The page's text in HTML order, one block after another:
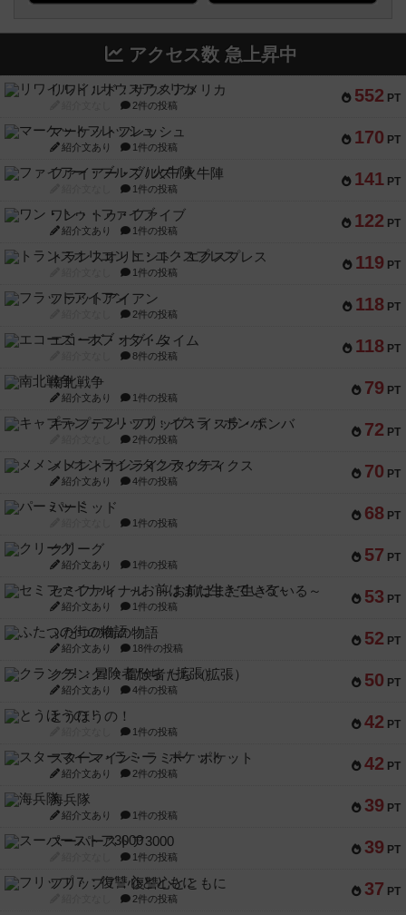
アクセス数 急上昇中
552 PT
リワイルド：サウスアメリカ
2件の投稿
170 PT
マーケットフレッシュ
紹介文あり 1件の投稿
141 PT
ファイアー・ブルズ / 火牛陣
1件の投稿
122 PT
ワン・トゥ・ファイブ
紹介文あり 1件の投稿
119 PT
トランスオリエント・エクスプレス
1件の投稿
118 PT
フラットアイアン
2件の投稿
118 PT
エコーズ・オブ・タイム
8件の投稿
79 PT
南北戦争
紹介文あり 1件の投稿
72 PT
キャプテン・フリップ：イスラ・ボンバ
2件の投稿
70 PT
メメントオンラインタクティクス
紹介文あり 4件の投稿
68 PT
パーミッド
1件の投稿
57 PT
クリーグ
紹介文あり 1件の投稿
53 PT
セミファイナル ～お前はまだ生きている～
紹介文あり 1件の投稿
52 PT
ふたつの街の物語
紹介文あり 18件の投稿
50 PT
クランク! ：冒険者たち（拡張）
紹介文あり 4件の投稿
42 PT
とうほうの！
1件の投稿
42 PT
スターマイン・ラミー ポケット
紹介文あり 2件の投稿
39 PT
海兵隊
紹介文あり 1件の投稿
39 PT
スーパーストア3000
1件の投稿
37 PT
フリップ７：復讐心とともに
2件の投稿